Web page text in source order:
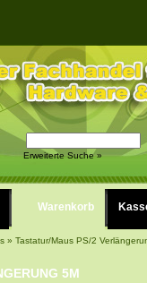
Erweiterte Suche »
Warenkorb
» Tastatur/Maus PS/2
5M